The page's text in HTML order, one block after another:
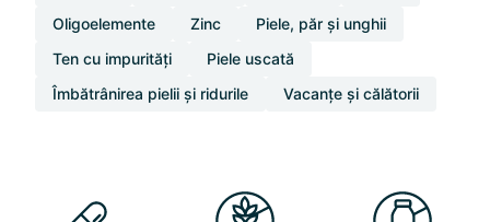
Oligoelemente
Zinc
Piele, păr și unghii
Ten cu impurități
Piele uscată
Îmbătrânirea pielii și ridurile
Vacanțe și călătorii